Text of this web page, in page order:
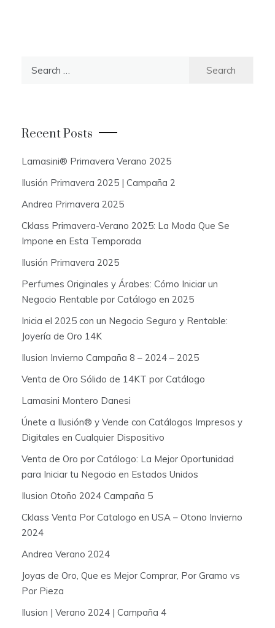
h
f
r
Recent Posts
Lamasini® Primavera Verano 2025
Ilusión Primavera 2025 | Campaña 2
Andrea Primavera 2025
Cklass Primavera-Verano 2025: La Moda Que Se
Impone en Esta Temporada
Ilusión Primavera 2025
Perfumes Originales y Árabes: Cómo Iniciar un
Negocio Rentable por Catálogo en 2025
Inicia el 2025 con un Negocio Seguro y Rentable:
Joyería de Oro 14K
Ilusion Invierno Campaña 8 – 2024 – 2025
Venta de Oro Sólido de 14KT por Catálogo
Lamasini Montero Danesi
Únete a Ilusión® y Vende con Catálogos Impresos y
Digitales en Cualquier Dispositivo
Venta de Oro por Catálogo: La Mejor Oportunidad
para Iniciar tu Negocio en Estados Unidos
Ilusion Otoño 2024 Campaña 5
Cklass Venta Por Catalogo en USA – Otono Invierno
2024
Andrea Verano 2024
Joyas de Oro, Que es Mejor Comprar, Por Gramo vs
Por Pieza
Ilusion | Verano 2024 | Campaña 4